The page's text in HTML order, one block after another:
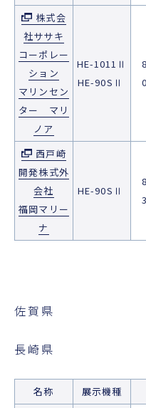
株式会
社ササキ
コーポレー
ション
マリンセン
ター マリ
ノア
HE-1011Ⅱ
HE-90SⅡ
西戸崎
開発株式外
会社
福岡マリー
ナ
HE-90SⅡ
佐賀県
長崎県
名称 展示機種